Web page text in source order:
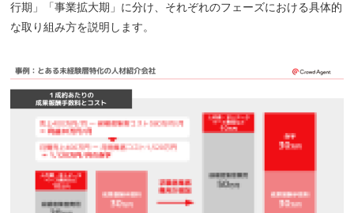
行期」「事業拡大期」に分け、それぞれのフェーズにおける具体的
な取り組み方を説明します。